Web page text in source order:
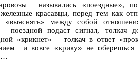
назывались «поездные»,
красавцы, перед тем как
между собой
– поездной подаст сигнал, толкач
«крикнет» – толкач в ответ
и вовсе «крику» не